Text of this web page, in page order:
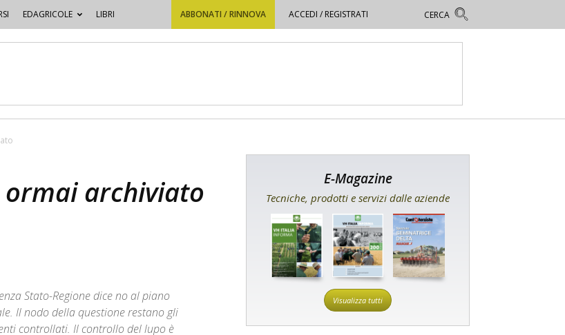
EDAGRICOLE LIBRI ABBONATI / RINNOVA ACCEDI / REGISTRATI
ormai archiviato
Stato-Regione dice no al piano
Il nodo della questione restano gli
controllati. Il controllo del lupo è
E-Magazine
Tecniche, prodotti e servizi dalle aziende
Visualizza tutti